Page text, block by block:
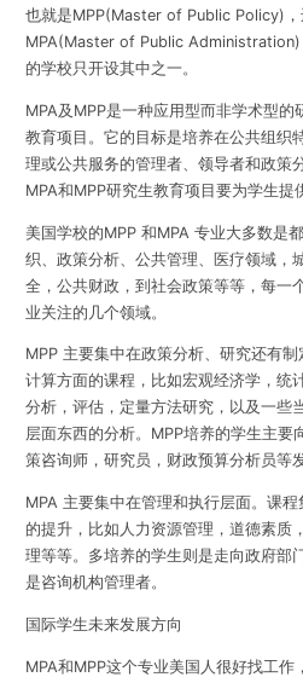
也就是MPP(Master of Public Policy)
MPA(Master of Public Administration)
的学校只开设其中之一。
MPA及MPP是一种应用型而非学术型
教育项目。它的目标是培养在公共组织
理或公共服务的管理者、领导者和政策
MPA和MPP研究生教育项目要为学生提
美国学校的MPP 和MPA 专业大多数是
织、政策分析、公共管理、医疗领域，
全，公共财政，到社会政策等等，每一
业关注的几个领域。
MPP 主要集中在政策分析、研究还有
计算方面的课程，比如宏观经济学，统
分析，评估，定量方法研究，以及一些
层面东西的分析。MPP培养的学生主要
策咨询师，研究员，财政预算分析员等发
MPA 主要集中在管理和执行层面。课
的提升，比如人力资源管理，道德素质
理等等。多培养的学生则是走向政府部
是咨询机构管理者。
国际学生未来发展方向
MPA和MPP这个专业美国人很好找工